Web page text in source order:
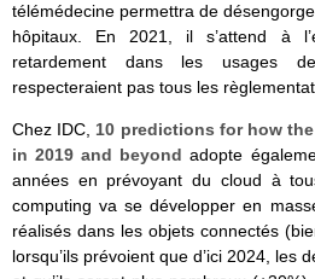
télémédecine permettra de
hôpitaux. En 2021, il s’attend à
retardement dans les usages
respecteraient pas tous les
Chez IDC, 10 predictions for how
in 2019 and beyond adopte
années en prévoyant du cloud à
computing va se développer en
réalisés dans les objets connectés
lorsqu’ils prévoient que d’ici 2024, les